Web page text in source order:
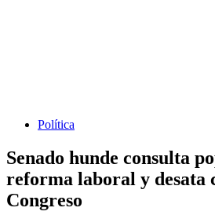
Política
Senado hunde consulta
reforma laboral y desata
Congreso